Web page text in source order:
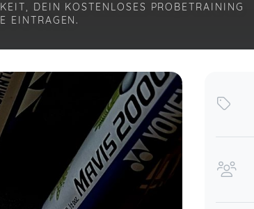
DEIN KOSTENLOSES PROBETRAINING
EINTRAGEN.